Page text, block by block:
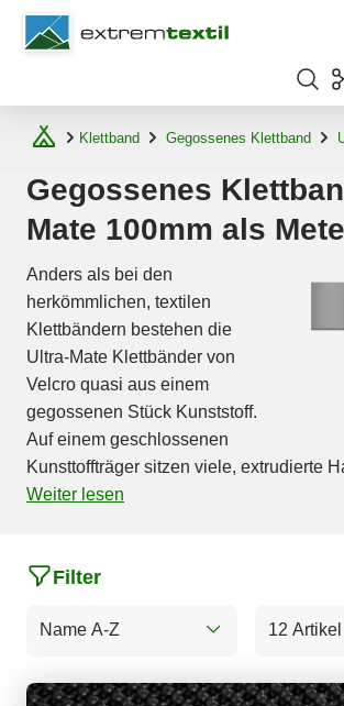
Shopware
Klettband Gegossenes Klettband
Gegossenes
Mate 100mm als
Anders als bei den
herkömmlichen, textilen
Klettbändern bestehen die
Ultra-Mate Klettbänder von
Velcro quasi aus einem
gegossenen Stück Kunststoff.
Auf einem geschlossenen
Kunsttoffträger sitzen viele, extrudierte
Weiter lesen
Name A-Z
Filter
12 Artikel